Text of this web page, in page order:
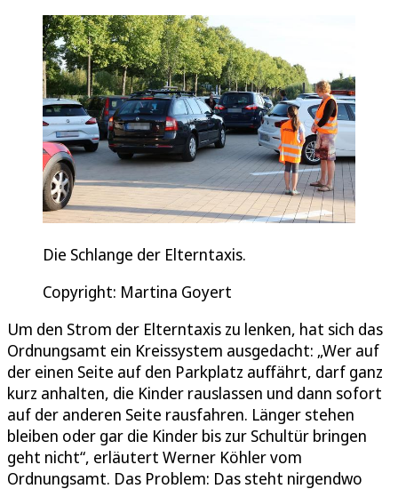
Die Schlange der Elterntaxis.
Copyright: Martina Goyert
Um den Strom der Elterntaxis zu lenken, hat sich das
Ordnungsamt ein Kreissystem ausgedacht: „Wer auf
der einen Seite auf den Parkplatz auffährt, darf ganz
kurz anhalten, die Kinder rauslassen und dann sofort
auf der anderen Seite rausfahren. Länger stehen
bleiben oder gar die Kinder bis zur Schultür bringen
geht nicht“, erläutert Werner Köhler vom
Ordnungsamt. Das Problem: Das steht nirgendwo